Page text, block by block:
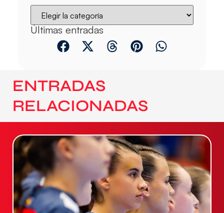
Últimas entradas
ENTRADAS
RELACIONADAS